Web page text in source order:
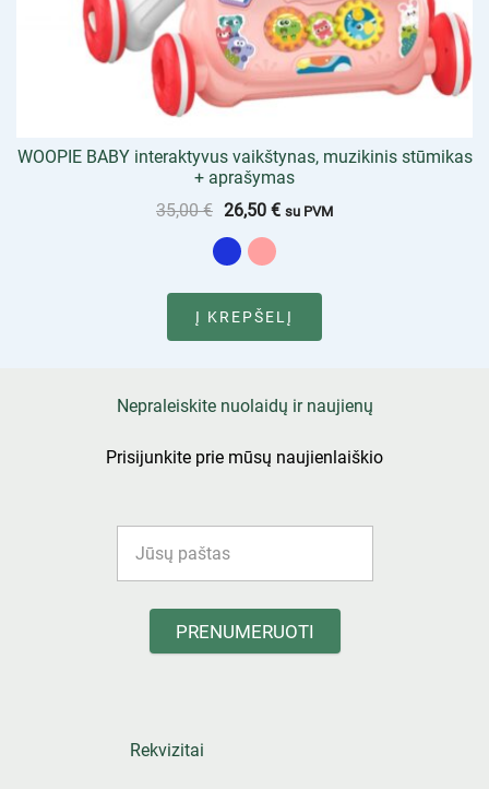
WOOPIE BABY interaktyvus vaikštynas, muzikinis stūmikas
+ aprašymas
35,00€ 26,50 € su PVM
Į KREPŠELĮ
Nepraleiskite nuolaidų ir naujienų
Prisijunkite prie mūsų naujienlaiškio
PRENUMERUOTI
Rekvizitai